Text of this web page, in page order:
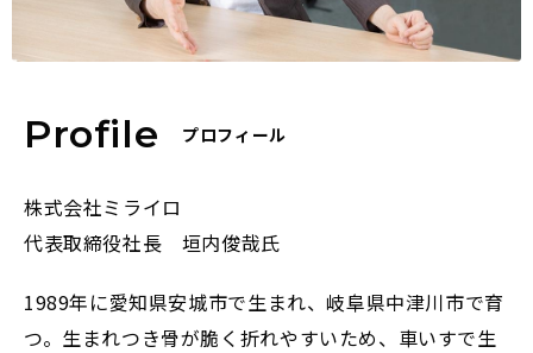
Profile プロフィール
株式会社ミライロ
代表取締役社長 垣内俊哉氏
1989年に愛知県安城市で生まれ、岐阜県中津川市で育
つ。生まれつき骨が脆く折れやすいため、車いすで生